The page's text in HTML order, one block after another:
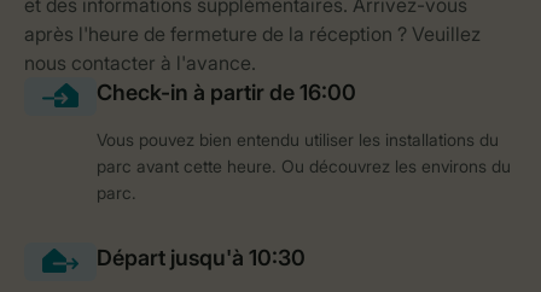
Vous pouvez bien entendu utiliser les installations du
parc avant cette heure. Ou découvrez les environs du
parc.